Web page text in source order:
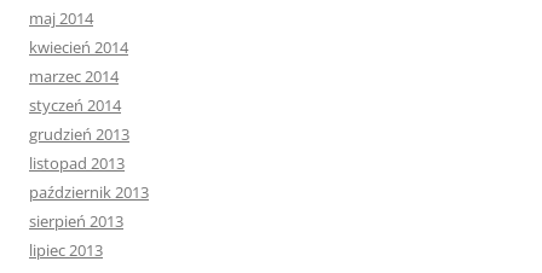
maj 2014
kwiecień 2014
marzec 2014
styczeń 2014
grudzień 2013
listopad 2013
październik 2013
sierpień 2013
lipiec 2013